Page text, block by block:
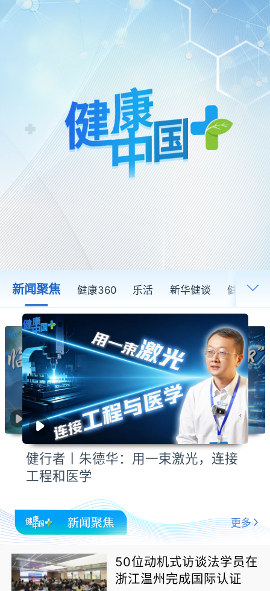
新闻聚焦 健康360 乐活 新华健谈 健行者
健行者丨朱德华：用一束激光，连接
工程和医学
更多
50位动机式访谈法学员在
浙江温州完成国际认证